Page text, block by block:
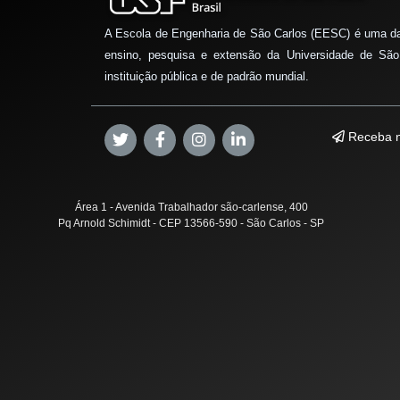
A Escola de Engenharia de São Carlos (EESC) é uma
ensino, pesquisa e extensão da Universidade de
instituição pública e de padrão mundial.
Receba
Área 1 - Avenida Trabalhador são-carlense, 400
Pq Arnold Schimidt - CEP 13566-590 - São Carlos - SP